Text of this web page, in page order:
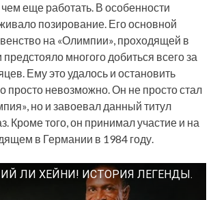
чем еще работать. В особенности
позирование. Его основной
на «Олимпии», проходящей в
многого добиться всего за
Ему это удалось и остановить
просто невозможно. Он не просто стал
но и завоевал данный титул
Кроме того, он принимал участие и на
в Германии в 1984 году.
ЛИ ХЕЙНИ! ИСТОРИЯ ЛЕГЕНДЫ.